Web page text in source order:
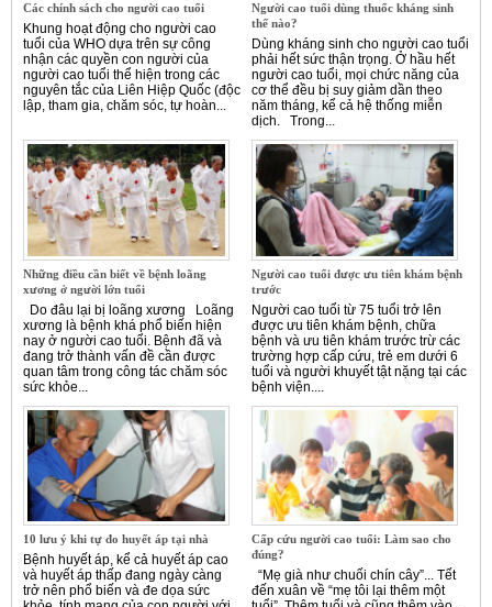
Các chính sách cho người cao tuổi
Khung hoạt động cho người cao
tuổi của WHO dựa trên sự công
nhận các quyền con người của
người cao tuổi thể hiện trong các
nguyên tắc của Liên Hiệp Quốc (độc
lập, tham gia, chăm sóc, tự hoàn...
Người cao tuổi dùng thuốc kháng sinh
thế nào?
Dùng kháng sinh cho người cao tuổi
phải hết sức thận trọng. Ở hầu hết
người cao tuổi, mọi chức năng của
cơ thể đều bị suy giảm dần theo
năm tháng, kể cả hệ thống miễn
dịch. Trong...
Những điều cần biết về bệnh loãng
xương ở người lớn tuổi
Do đâu lại bị loãng xương Loãng
xương là bệnh khá phổ biến hiện
nay ở người cao tuổi. Bệnh đã và
đang trở thành vấn đề cần được
quan tâm trong công tác chăm sóc
sức khỏe...
Người cao tuổi được ưu tiên khám bệnh
trước
Người cao tuổi từ 75 tuổi trở lên
được ưu tiên khám bệnh, chữa
bệnh và ưu tiên khám trước trừ các
trường hợp cấp cứu, trẻ em dưới 6
tuổi và người khuyết tật nặng tại các
bệnh viện....
10 lưu ý khi tự đo huyết áp tại nhà
Bệnh huyết áp, kể cả huyết áp cao
và huyết áp thấp đang ngày càng
trở nên phổ biến và đe dọa sức
Cấp cứu người cao tuổi: Làm sao cho
đúng?
“Mẹ già như chuối chín cây”... Tết
đến xuân về “mẹ tôi lại thêm một